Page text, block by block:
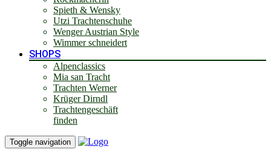
Spieth & Wensky
Utzi Trachtenschuhe
Wenger Austrian Style
Wimmer schneidert
SHOPS
Alpenclassics
Mia san Tracht
Trachten Werner
Krüger Dirndl
Trachtengeschäft
finden
Toggle navigation